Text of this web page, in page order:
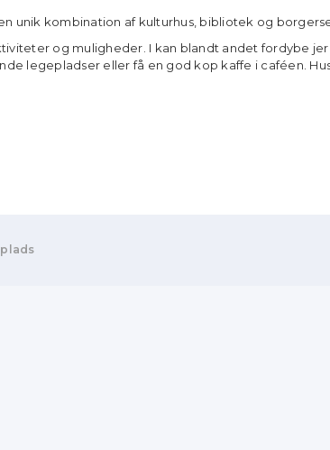
unik kombination af kulturhus, bibliotek og
og muligheder. I kan blandt andet fordybe
legepladser eller få en god kop kaffe i caféen.